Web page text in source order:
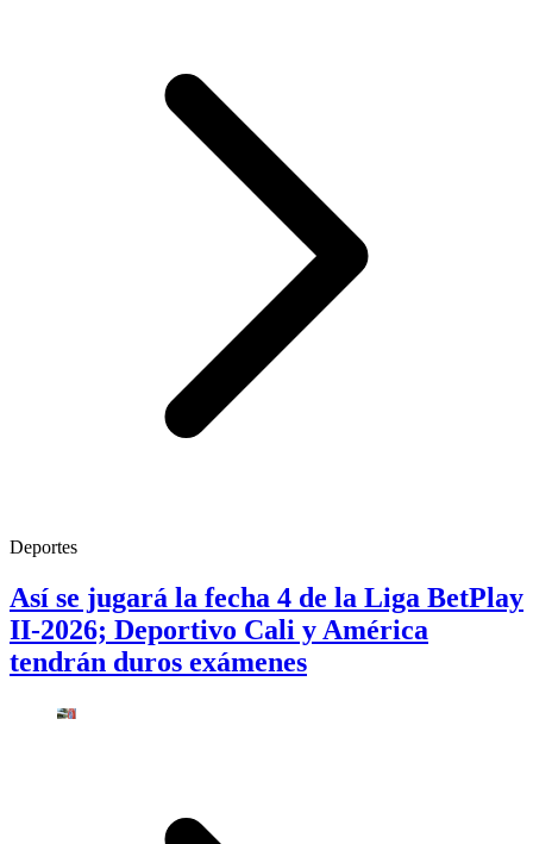
Deportes
Así se jugará la fecha 4 de la Liga BetPlay
II-2026; Deportivo Cali y América
tendrán duros exámenes